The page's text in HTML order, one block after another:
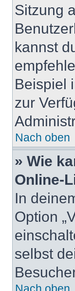
Sitzung
kannst
Beispiel
zur
Nach oben
» Wie
Online-
In
Option
selbst